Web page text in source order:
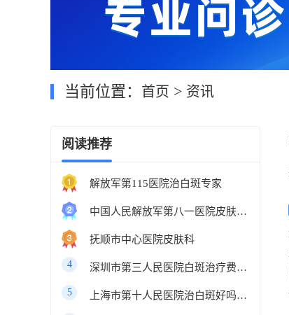
当前位置： 首页 > 资讯
阅读推荐
解放军第115医院治白斑专家
中国人民解放军第八一医院皮肤科最好的医生
抚顺市中心医院皮肤科
4 深圳市第三人民医院白斑治疗费用多少
5 上海市第十人民医院治白斑好吗知乎